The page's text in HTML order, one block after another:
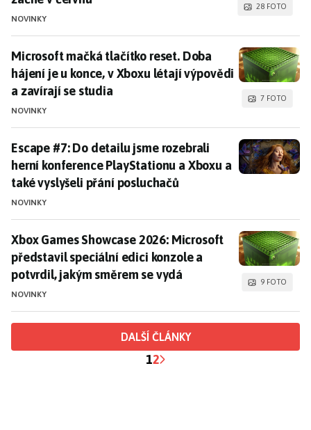
NOVINKY
28 FOTO
Microsoft mačká tlačítko reset. Doba hájení je u
Microsoft mačká tlačítko reset. Doba
hájení je u konce, v Xboxu létají výpovědi
a zavírají se studia
NOVINKY
7 FOTO
Escape #7: Do detailu jsme rozebrali herní
Escape #7: Do detailu jsme rozebrali
herní konference PlayStationu a Xboxu a
také vyslyšeli přání posluchačů
NOVINKY
Xbox Games Showcase 2026: Microsoft představil
Xbox Games Showcase 2026: Microsoft
představil speciální edici konzole a
potvrdil, jakým směrem se vydá
NOVINKY
9 FOTO
DALŠÍ ČLÁNKY
12